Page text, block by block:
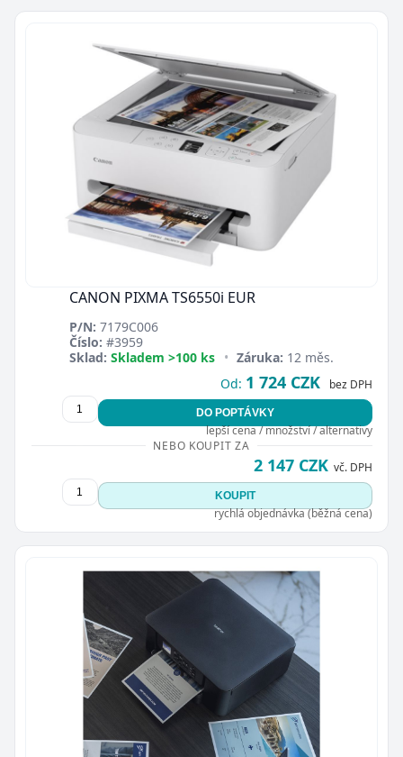
CANON PIXMA TS6550i EUR
P/N: 7179C006
Číslo: #3959
Sklad: Skladem >100 ks • Záruka: 12 měs.
Od: 1 724 CZK bez DPH
DO POPTÁVKY
lepší cena / množství / alternativy
NEBO KOUPIT ZA
2 147 CZK vč. DPH
KOUPIT
rychlá objednávka (běžná cena)